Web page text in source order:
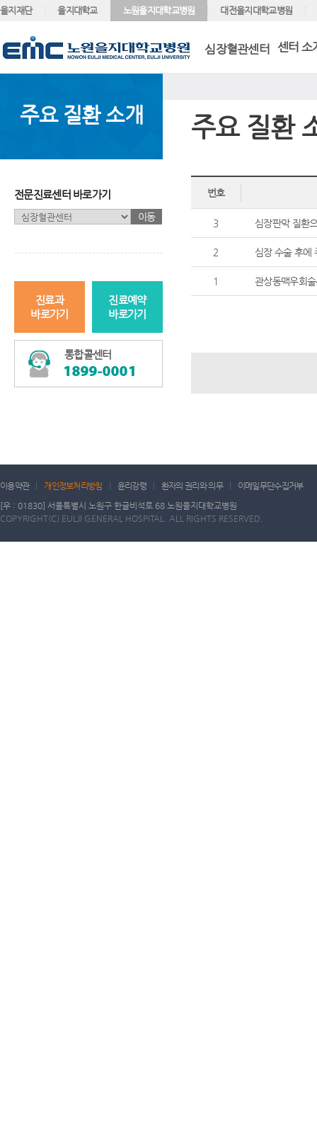
을지재단 을지대학교 노원을지대학교병원 대전을지대학교병원
심장혈관센터 센터 소
주요 질환 소개
전문진료센터 바로가기
이동
진료과
바로가기
진료예약
바로가기
통합콜센터
주요 질환
번호
3 심장판막 질환
2 심장 수술 후에
1 관상동맥우회
이용약관 개인정보처리방침 윤리강령 환자의 권리와 의무
이메일무단수집거부
[우 : 01830] 서울특별시 노원구 한글비석로 68 노원을지대학교병원
COPYRIGHT(C) EULJI GENERAL HOSPITAL. ALL RIGHTS RESERVED.